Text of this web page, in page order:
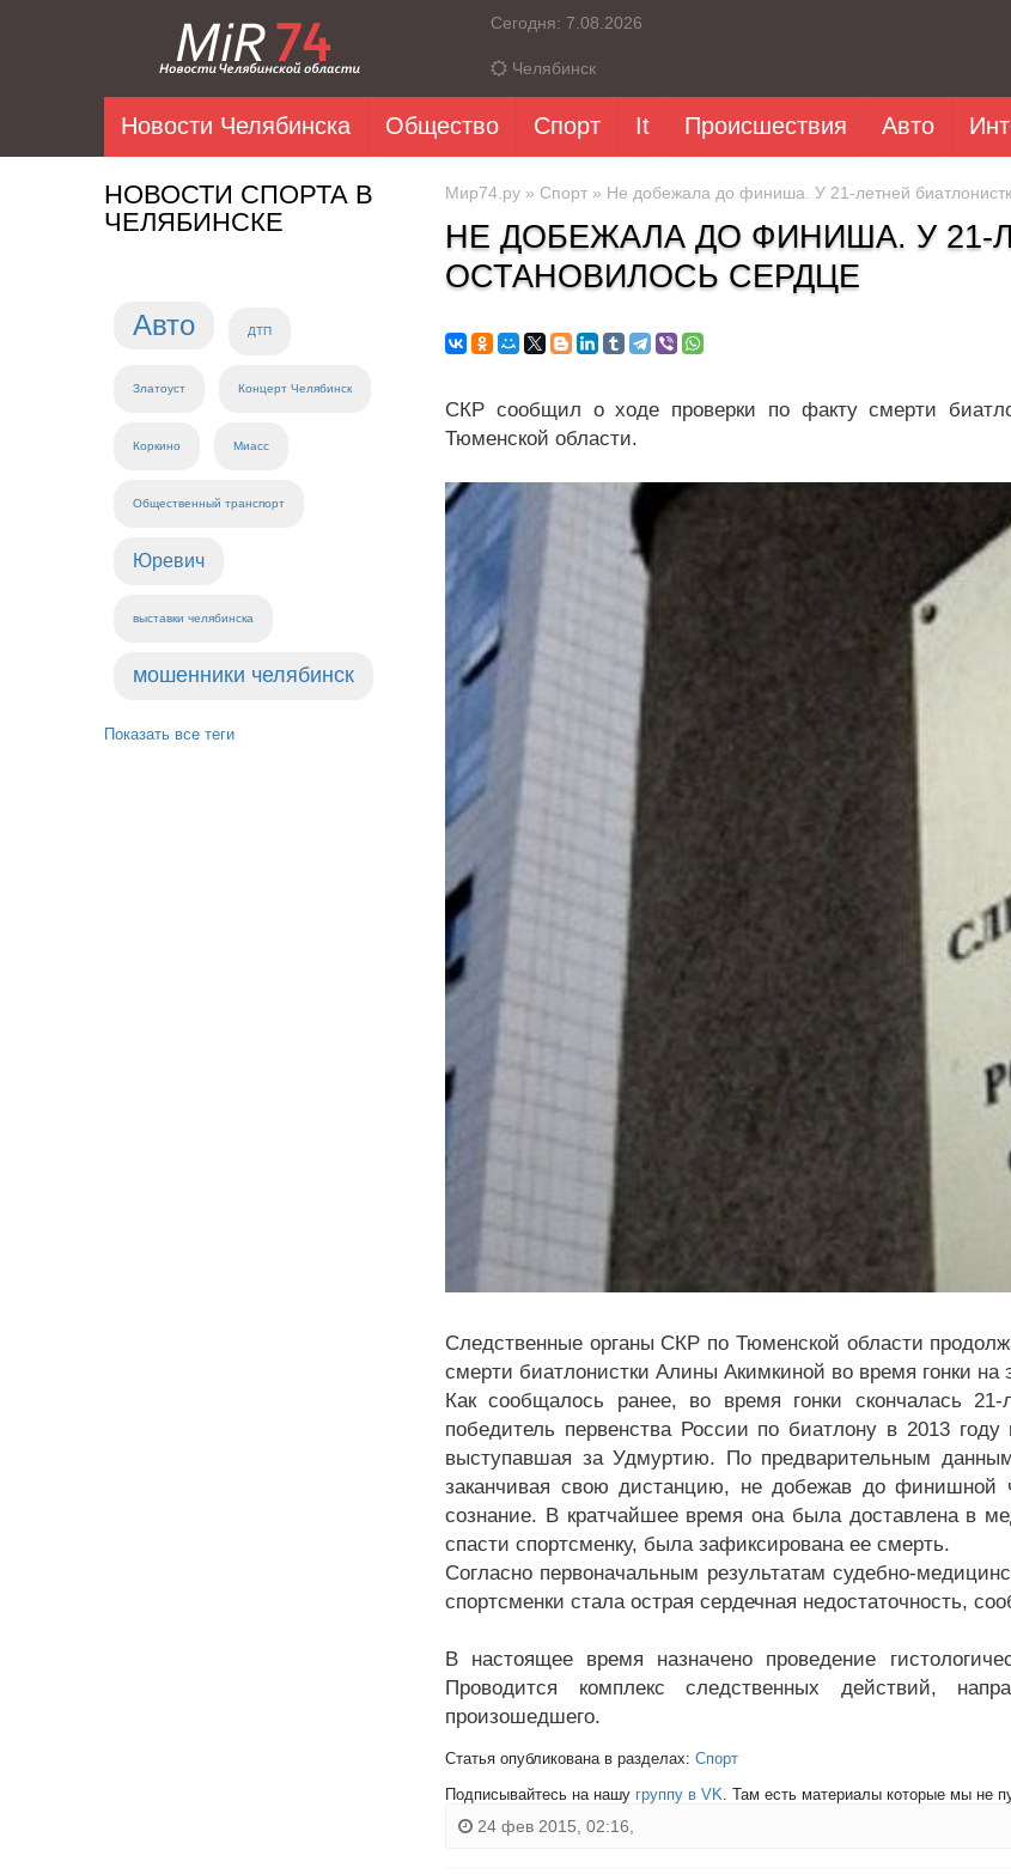
Сегодня: 7.08.2026
Челябинск
Новости Челябинска Общество Спорт It Происшествия Авто
НОВОСТИ СПОРТА В
ЧЕЛЯБИНСКЕ
Авто ДТП
Златоуст Концерт Челябинск
Коркино Миасс
Общественный транспорт
Юревич
выставки челябинска
мошенники челябинск
Показать все теги
Мир74.ру » Спорт » Не добежала до финиша. У 21-летней
НЕ ДОБЕЖАЛА ДО ФИНИША. У 21-
ОСТАНОВИЛОСЬ СЕРДЦЕ
СКР сообщил о ходе проверки по факту смерти
Тюменской области.
Следственные органы СКР по Тюменской области
смерти биатлонистки Алины Акимкиной во время гонки на
Как сообщалось ранее, во время гонки скончалась
победитель первенства России по биатлону в 2013
выступавшая за Удмуртию. По предварительным
заканчивая свою дистанцию, не добежав до финишной
сознание. В кратчайшее время она была доставлена в
спасти спортсменку, была зафиксирована ее смерть.
Согласно первоначальным результатам судебно-
спортсменки стала острая сердечная недостаточность,
В настоящее время назначено проведение
Проводится комплекс следственных действий,
произошедшего.
Статья опубликована в разделах: Спорт
Подписывайтесь на нашу группу в VK. Там есть материалы которые мы не
24 фев 2015, 02:16,